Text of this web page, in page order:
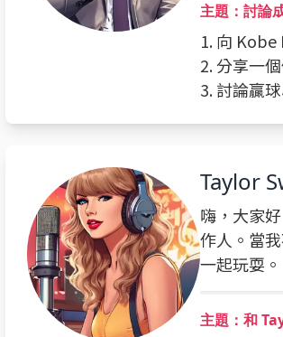
主題：討論
1. 向
2. 分享一
3. 討論贏
Taylor
嗨，大家
作人。當
一起玩耍。
主題：和